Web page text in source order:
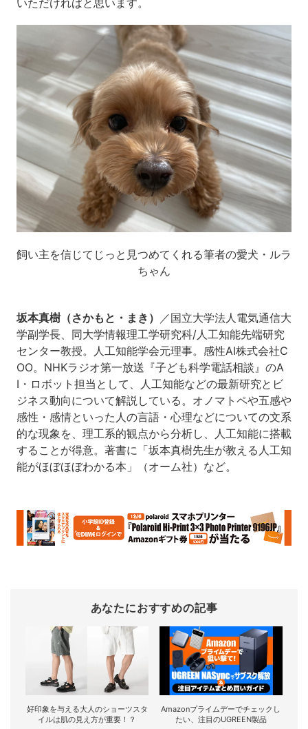
いただければと思います。
飼い主を信じてじっと見つめてくれる筆者の愛犬・ルラ
ちゃん
坂本真樹（さかもと・まき）
／国立大学法人電気通信大
学副学長、同大学情報理工学研究科/人工知能先端研究
センター教授。人工知能学会元理事。感性AI株式会社C
OO。NHKラジオ第一放送『子ども科学電話相談』のA
I・ロボット担当として、人工知能などの最新研究とビ
ジネス動向について解説している。オノマトペや五感や
感性・感情といった人の言語・心理などについての文系
的な現象を、理工系的観点から分析し、人工知能に搭載
することが得意。著書に「坂本真樹先生が教える人工知
能がほぼほぼわかる本」（オーム社）など。
あなたにおすすめの記事
好印象を与える大人のショーツスタ
イルは肌の見え方が重要！？
Amazonプライムデーでチェックし
たい、注目のUGREEN製品